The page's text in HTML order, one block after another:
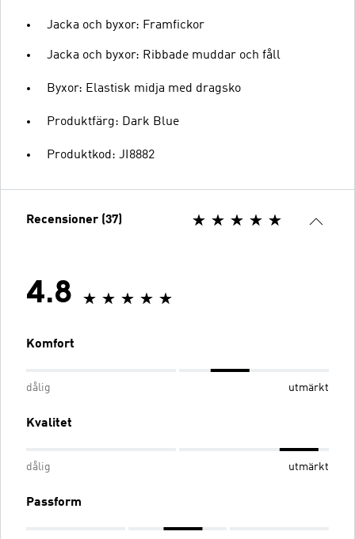
Jacka och byxor: Framfickor
Jacka och byxor: Ribbade muddar och fåll
Byxor: Elastisk midja med dragsko
Produktfärg: Dark Blue
Produktkod: JI8882
Recensioner (37)
4.8
Komfort
dålig utmärkt
Kvalitet
dålig utmärkt
Passform